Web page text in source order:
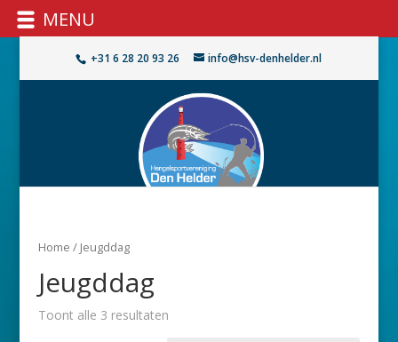
+31 6 28 20 93 26 info@hsv-denhelder.nl
Home / Jeugddag
Jeugddag
Toont alle 3 resultaten
MENU